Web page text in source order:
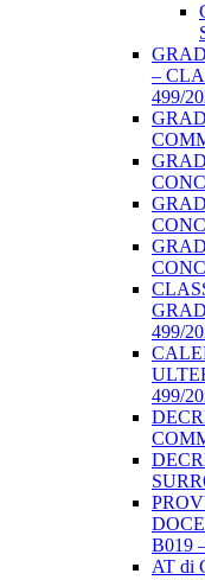
–
499/
499/
499/
B019
AT di